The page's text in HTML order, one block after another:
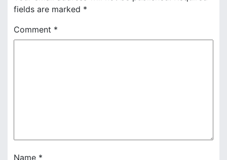
v
i
fields are marked *
Comment *
Name *